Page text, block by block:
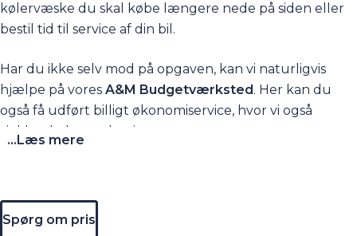
kølervæske du skal købe længere nede på siden eller
bestil tid til service af din bil.
Har du ikke selv mod på opgaven, kan vi naturligvis
hjælpe på vores A&M Budgetværksted . Her kan du
også få udført billigt økonomiservice, hvor vi også
tjekker kølervæskeniveauet.
...Læs mere
Spørg om pris